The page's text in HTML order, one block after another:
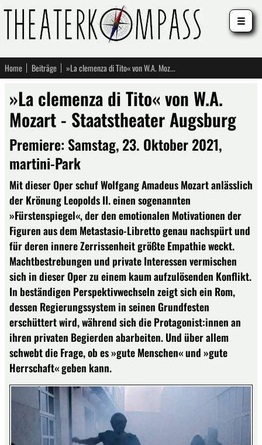
Home Beiträge »La clemenza di Tito« von W.A. Mozart - Staatstheater Augsburg
»La clemenza di Tito« von W.A.
Mozart - Staatstheater Augsburg
Premiere: Samstag, 23. Oktober 2021,
martini-Park
Mit dieser Oper schuf Wolfgang Amadeus Mozart anlässlich
der Krönung Leopolds II. einen sogenannten
»Fürstenspiegel«, der den emotionalen Motivationen der
Figuren aus dem Metastasio-Libretto genau nachspürt und
für deren innere Zerrissenheit größte Empathie weckt.
Machtbestrebungen und private Interessen vermischen
sich in dieser Oper zu einem kaum aufzulösenden Konflikt.
In beständigen Perspektivwechseln zeigt sich ein Rom,
dessen Regierungssystem in seinen Grundfesten
erschüttert wird, während sich die Protagonist:innen an
ihren privaten Begierden abarbeiten. Und über allem
schwebt die Frage, ob es »gute Menschen« und »gute
Herrschaft« geben kann.
☰